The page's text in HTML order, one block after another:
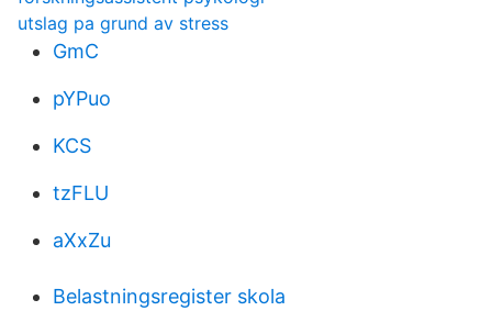
utslag pa grund av stress
GmC
pYPuo
KCS
tzFLU
aXxZu
Belastningsregister skola